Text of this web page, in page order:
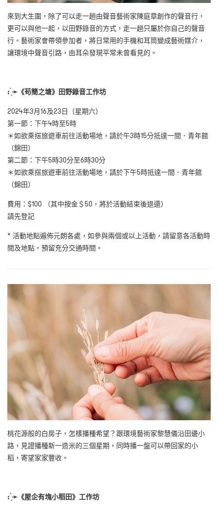
來到大生圍，除了可以走一趟由聲音藝術家陳庭章創作的聲音行，
更可以與他一起，以田野錄音的方式，走一趟只屬於你自己的聲音
行。藝術家會帶領參加者，將日常用的手機和耳筒變成藝術媒介，
讓環境中聲音引路，由耳朵發現平常未曾看見的。
: ̗̀➛《苟簡之塘》田野錄音工作坊
2024年3月16及23日（星期六）
第一節：下午4時至5時
＊如欲乘搭旅遊車前往活動場地，請於午3時15分抵達一間．青年館
（錦田）
第二節：下午5時30分至6時30分
＊如欲乘搭旅遊車前往活動場地，請於下午5時抵達一間．青年館
（錦田）
費用：$100 （其中按金＄50，將於活動結束後退還）
請先登記
* 活動地點遍佈元朗各處，如參與兩個或以上活動，請留意各活動時
間及地點，預留充分交通時間。
桃花源般的白房子，怎樣播種希望？跟環境藝術家黎慧儀沿田邊小
路，見證播種新一造米的三個星期，同時播一盤可以帶回家的小
稻，寄望家家豐收。
: ̗̀➛《屋企有塊小稻田》工作坊